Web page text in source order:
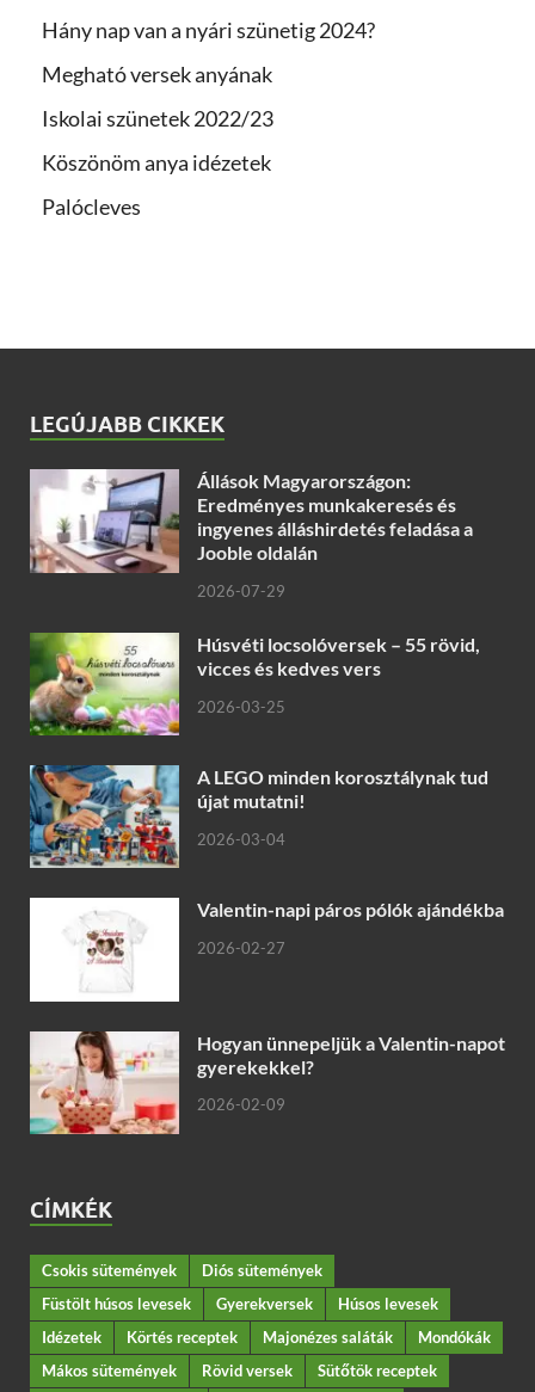
Hány nap van a nyári szünetig 2024?
Megható versek anyának
Iskolai szünetek 2022/23
Köszönöm anya idézetek
Palócleves
LEGÚJABB CIKKEK
Állások Magyarországon:
Eredményes munkakeresés és
ingyenes álláshirdetés feladása a
Jooble oldalán
2026-07-29
Húsvéti locsolóversek – 55 rövid,
vicces és kedves vers
2026-03-25
A LEGO minden korosztálynak tud
újat mutatni!
2026-03-04
Valentin-napi páros pólók ajándékba
2026-02-27
Hogyan ünnepeljük a Valentin-napot
gyerekekkel?
2026-02-09
CÍMKÉK
Csokis sütemények
Diós sütemények
Füstölt húsos levesek
Gyerekversek
Húsos levesek
Idézetek
Körtés receptek Majonézes saláták
Mondókák
Mákos sütemények
Rövid versek
Sütőtök receptek